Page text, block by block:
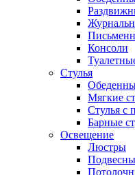
Консоли
Стулья
Мягкие
Стулья с
Барные
Освещение
Люстры